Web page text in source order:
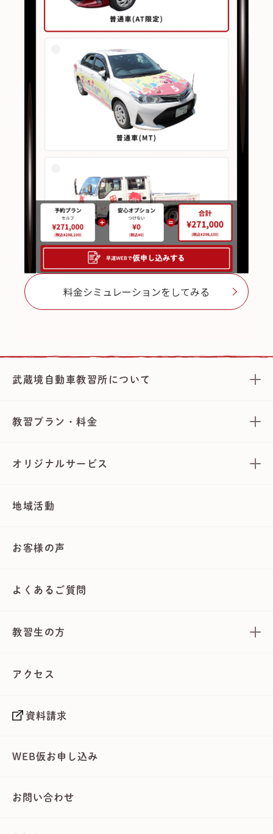
料金シミュレーションをしてみる
武蔵境自動車教習所について
教習プラン・料金
オリジナルサービス
地域活動
お客様の声
よくあるご質問
教習生の方
アクセス
資料請求
WEB仮お申し込み
お問い合わせ